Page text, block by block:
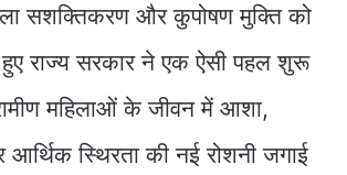
सशक्तिकरण और कुपोषण मुक्ति को
राज्य सरकार ने एक ऐसी पहल शुरू
महिलाओं के जीवन में आशा,
स्थिरता की नई रोशनी जगाई